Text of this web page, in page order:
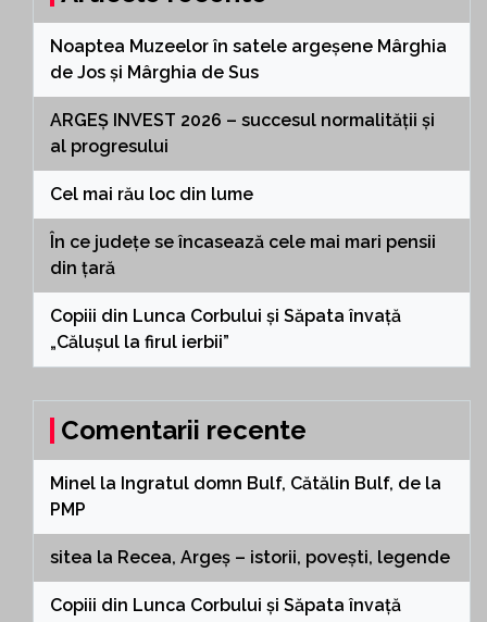
Noaptea Muzeelor în satele argeșene Mârghia
de Jos și Mârghia de Sus
ARGEȘ INVEST 2026 – succesul normalității și
al progresului
Cel mai rău loc din lume
În ce județe se încasează cele mai mari pensii
din țară
Copiii din Lunca Corbului și Săpata învață
„Călușul la firul ierbii”
Comentarii recente
Minel la Ingratul domn Bulf, Cătălin Bulf, de la
PMP
sitea la Recea, Argeș – istorii, povești, legende
Copiii din Lunca Corbului și Săpata învață